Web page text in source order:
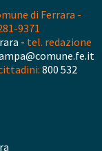
di Ferrara -
9371
- tel. redazione
800 532